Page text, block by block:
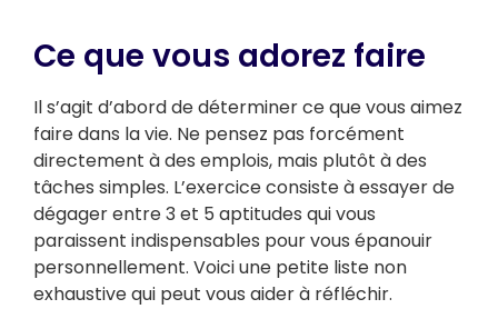
Ce que vous adorez faire
Il s’agit d’abord de déterminer ce que vous aimez
faire dans la vie. Ne pensez pas forcément
directement à des emplois, mais plutôt à des
tâches simples. L’exercice consiste à essayer de
dégager entre 3 et 5 aptitudes qui vous
paraissent indispensables pour vous épanouir
personnellement. Voici une petite liste non
exhaustive qui peut vous aider à réfléchir.